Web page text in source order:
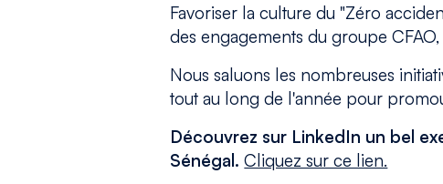
Favoriser la culture du "Zéro
des engagements du groupe
Nous saluons les nombreuses
tout au long de l'année pour
Découvrez sur LinkedIn un bel
Sénégal.Cliquez sur ce lien.